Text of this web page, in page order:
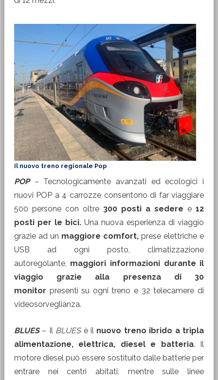
Il nuovo treno regionale Pop
POP– Tecnologicamente avanzati ed ecologici i
nuovi POP a 4 carrozze consentono di far viaggiare
500 persone con oltre300 posti a sedere e12
posti per le bici.Una nuova esperienza di viaggio
grazie ad un maggiore comfort, prese elettriche e
USB ad ogni posto, climatizzazione
autoregolante, maggiori informazioni durante il
viaggio grazie alla presenza di 30
monitor presenti su ogni treno e 32 telecamere di
videosorveglianza.
BLUES– Il BLUES è il nuovo treno ibrido a tripla
alimentazione, elettrica, diesel e batteria. Il
motore diesel può essere sostituito dalle batterie per
entrare nei centri abitati, mentre sulle linee